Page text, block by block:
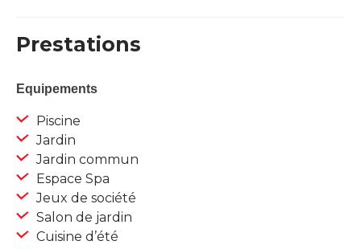
Prestations
Equipements
Piscine
Jardin
Jardin commun
Espace Spa
Jeux de société
Salon de jardin
Cuisine d’été